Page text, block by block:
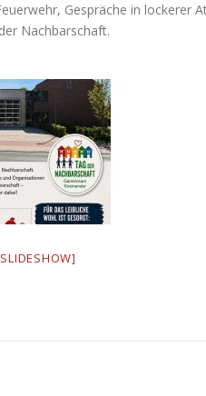
Gespräche in lockerer
Nachbarschaft.